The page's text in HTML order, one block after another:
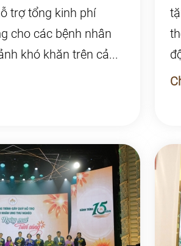
trợ tổng kinh phí
cho các bệnh nhân
khó khăn trên cả...